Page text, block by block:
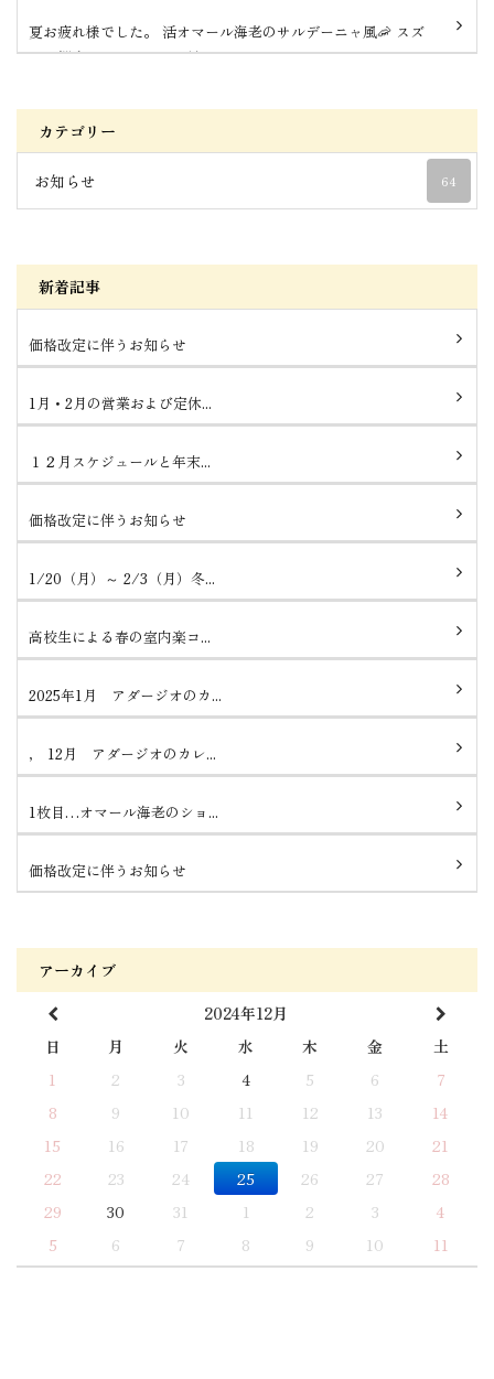
夏お疲れ様でした。 活オマール海老のサルデーニャ風🦐 スズ
キと蝦夷アワビ、ムール貝...
カテゴリー
お知らせ 64
新着記事
価格改定に伴うお知らせ
1月・2月の営業および定休...
１２月スケジュールと年末...
価格改定に伴うお知らせ
1/20（月）～ 2/3（月）冬...
高校生による春の室内楽コ...
2025年1月 アダージオのカ...
， 12月 アダージオのカレ...
1枚目…オマール海老のショ...
価格改定に伴うお知らせ
アーカイブ
2024年12月
日
月 火 水 木 金
土
1
2 3 4 5 6
7
8
9 10 11 12 13
14
15
16 17 18 19 20
21
22
23 24 25 26 27
28
29
30 31 1 2 3
4
5
6 7 8 9 10 11